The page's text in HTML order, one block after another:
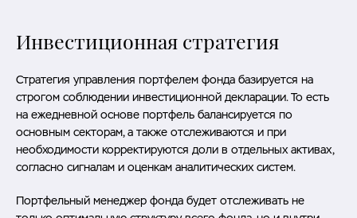
Инвестиционная стратегия
Стратегия управления портфелем фонда базируется на
строгом соблюдении инвестиционной декларации. То есть
на ежедневной основе портфель балансируется по
основным секторам, а также отслеживаются и при
необходимости корректируются доли в отдельных активах,
согласно сигналам и оценкам аналитических систем.
Портфельный менеджер фонда будет отслеживать не